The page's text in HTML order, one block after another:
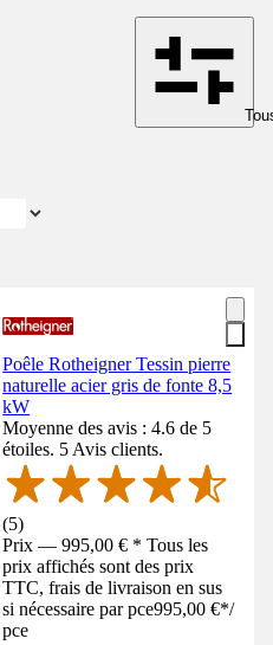
Poêle Rotheigner Tessin pierre
naturelle acier gris de fonte 8,5
kW
Moyenne des avis : 4.6 de 5
étoiles. 5 Avis clients.
(5)
Prix — 995,00 € * Tous les
prix affichés sont des prix
TTC, frais de livraison en sus
si nécessaire par pce995,00 €*/
pce